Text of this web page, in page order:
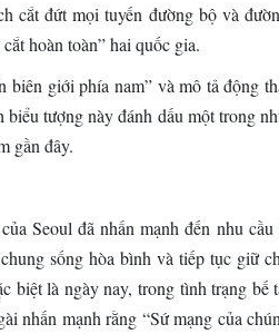
cắt đứt mọi tuyến đường bộ và
hoàn toàn” hai quốc gia.
giới phía nam” và mô tả động
tượng này đánh dấu một trong
gần đây.
Seoul đã nhấn mạnh đến nhu
sống hòa bình và tiếp tục giữ
biệt là ngày nay, trong tình trạng bế
nhấn mạnh rằng “Sứ mạng của